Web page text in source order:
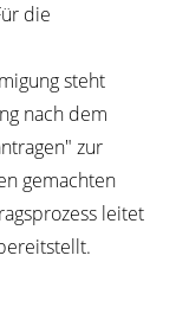
die
steht
nach dem
zur
gemachten
leitet
.